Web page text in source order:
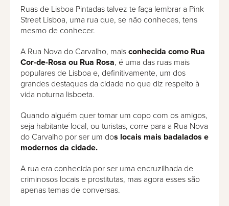
Ruas de Lisboa Pintadas talvez te faça lembrar a Pink
Street Lisboa, uma rua que, se não conheces, tens
mesmo de conhecer.
A Rua Nova do Carvalho, mais conhecida como Rua
Cor-de-Rosa ou Rua Rosa, é uma das ruas mais
populares de Lisboa e, definitivamente, um dos
grandes destaques da cidade no que diz respeito à
vida noturna lisboeta.
Quando alguém quer tomar um copo com os amigos,
seja habitante local, ou turistas, corre para a Rua Nova
do Carvalho por ser um dos locais mais badalados e
modernos da cidade.
A rua era conhecida por ser uma encruzilhada de
criminosos locais e prostitutas, mas agora esses são
apenas temas de conversas.